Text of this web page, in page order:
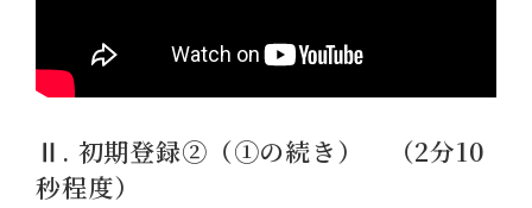
Ⅱ. 初期登録②（①の続き） （2分10
秒程度）